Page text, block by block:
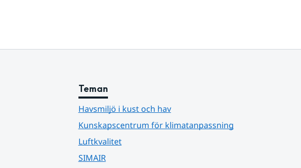
Teman
Havsmiljö i kust och hav
Kunskapscentrum för klimatanpassning
Luftkvalitet
SIMAIR